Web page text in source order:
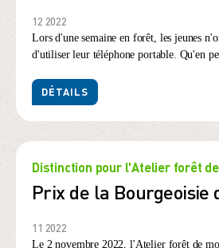
12 2022
Lors d'une semaine en forêt, les jeunes
d'utiliser leur téléphone portable. Qu'en
DÉTAILS
Distinction pour l'Atelier forêt
Prix de la Bourgeoisie
11 2022
Le 2 novembre 2022, l'Atelier forêt de